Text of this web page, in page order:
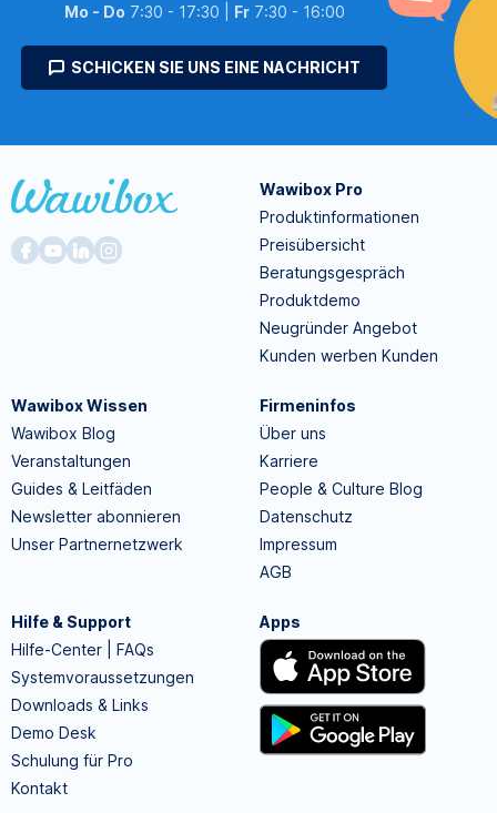
Mo - Do 7:30 - 17:30 | Fr7:30 - 16:00
SCHICKEN SIE UNS EINE NACHRICHT
Wawibox Pro
Produktinformationen
Preisübersicht
Beratungsgespräch
Produktdemo
Neugründer Angebot
Kunden werben Kunden
Wawibox Wissen
Wawibox Blog
Veranstaltungen
Guides & Leitfäden
Newsletter abonnieren
Unser Partnernetzwerk
Firmeninfos
Über uns
Karriere
People & Culture Blog
Datenschutz
Impressum
AGB
Hilfe & Support
Hilfe-Center | FAQs
Systemvoraussetzungen
Downloads & Links
Demo Desk
Schulung für Pro
Kontakt
Apps